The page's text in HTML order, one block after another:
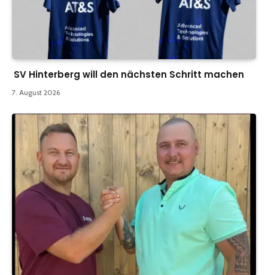
SV Hinterberg will den nächsten Schritt machen
7. August 2026